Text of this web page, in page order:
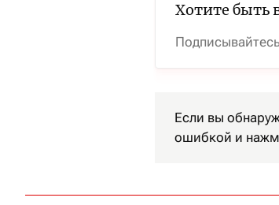
Хотите быть
Если вы
ошибкой и